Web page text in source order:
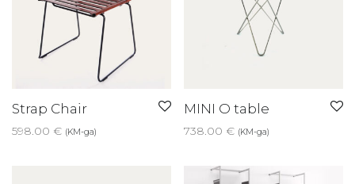
Strap Chair
598.00 € (KM-ga)
MINI O table
738.00 € (KM-ga)